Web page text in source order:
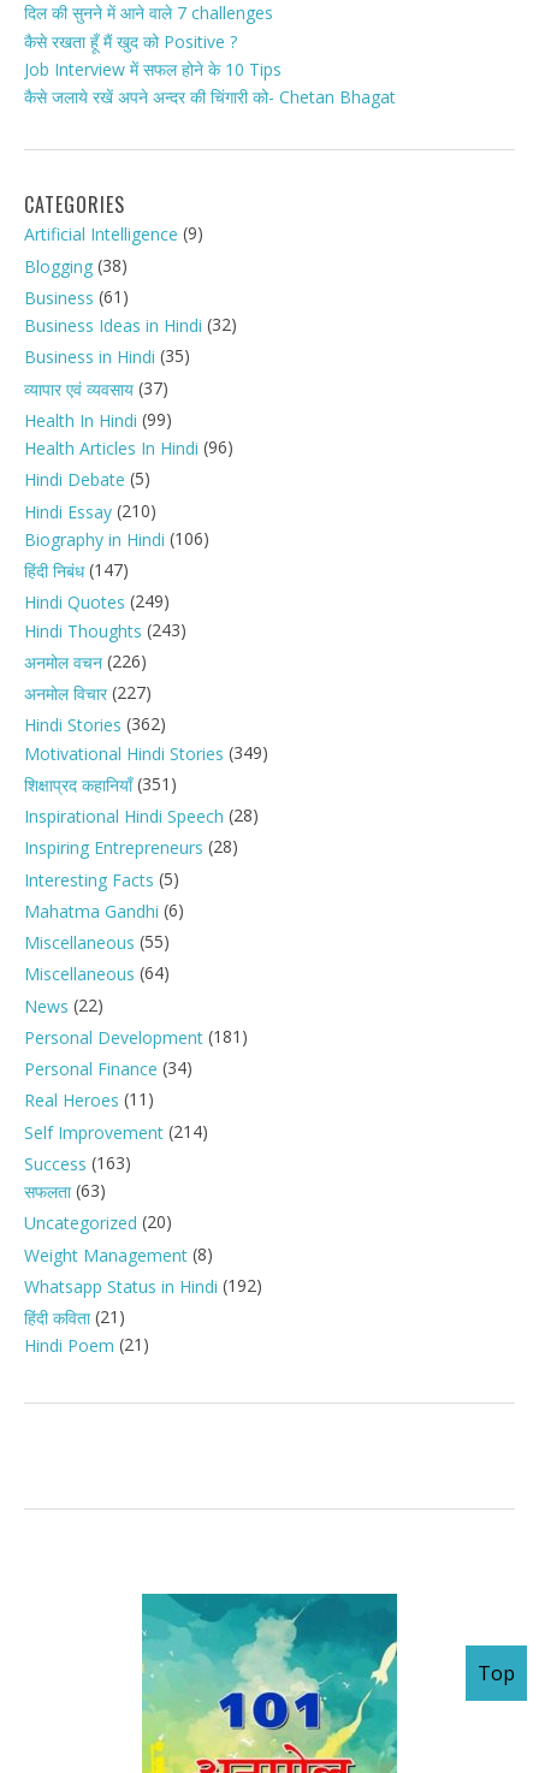
दिल की सुनने में आने वाले 7 challenges
कैसे रखता हूँ मैं खुद को Positive ?
Job Interview में सफल होने के 10 Tips
कैसे जलाये रखें अपने अन्दर की चिंगारी को- Chetan Bhagat
CATEGORIES
Artificial Intelligence (9)
Blogging (38)
Business (61)
Business Ideas in Hindi (32)
Business in Hindi (35)
व्यापार एवं व्यवसाय (37)
Health In Hindi (99)
Health Articles In Hindi (96)
Hindi Debate (5)
Hindi Essay (210)
Biography in Hindi (106)
हिंदी निबंध(147)
Hindi Quotes (249)
Hindi Thoughts (243)
अनमोल वचन (226)
अनमोल विचार(227)
Hindi Stories (362)
Motivational Hindi Stories (349)
शिक्षाप्रद कहानियाँ(351)
Inspirational Hindi Speech (28)
Inspiring Entrepreneurs (28)
Interesting Facts (5)
Mahatma Gandhi (6)
Miscellaneous (55)
Miscellaneous (64)
News (22)
Personal Development (181)
Personal Finance (34)
Real Heroes (11)
Self Improvement (214)
Success (163)
सफलता(63)
Uncategorized (20)
Weight Management (8)
Whatsapp Status in Hindi (192)
हिंदी कविता(21)
Hindi Poem (21)
Top